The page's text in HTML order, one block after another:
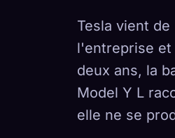
Tesla vient
l'entreprise et
deux ans, la
Model Y L
elle ne se